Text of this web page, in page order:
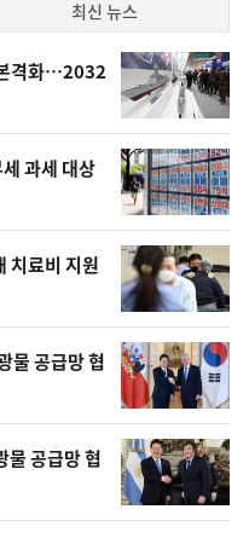
최신 뉴스
격화…2032
과세 대상
치료비 지원
물 공급망 협
공급망 협